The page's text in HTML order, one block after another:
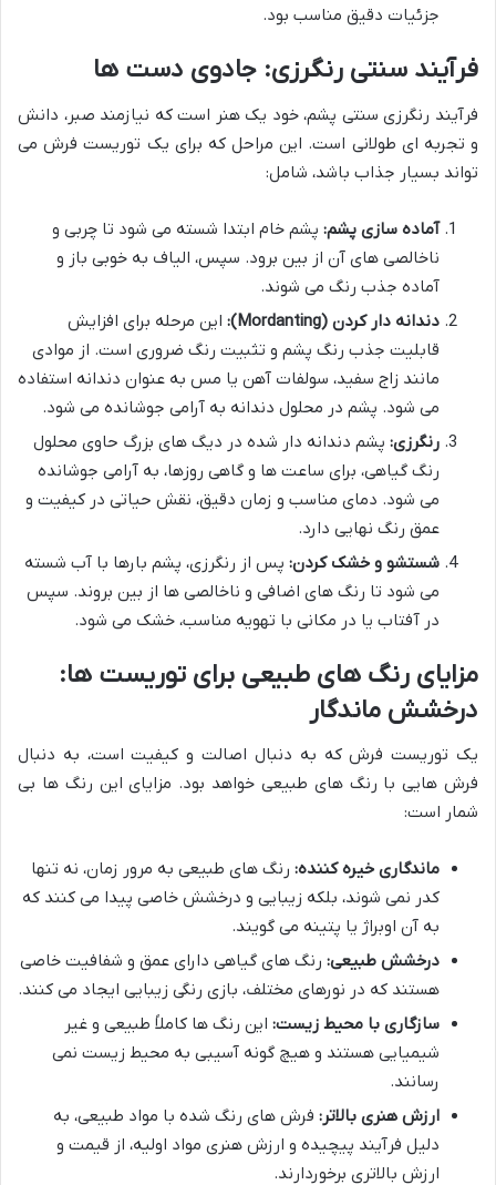
جزئیات دقیق مناسب بود.
فرآیند سنتی رنگرزی: جادوی دست ها
فرآیند رنگرزی سنتی پشم، خود یک هنر است که نیازمند صبر، دانش
و تجربه ای طولانی است. این مراحل که برای یک توریست فرش می
تواند بسیار جذاب باشد، شامل:
آماده سازی پشم: پشم خام ابتدا شسته می شود تا چربی و
ناخالصی های آن از بین برود. سپس، الیاف به خوبی باز و
آماده جذب رنگ می شوند.
دندانه دار کردن (Mordanting):
این مرحله برای افزایش
قابلیت جذب رنگ پشم و تثبیت رنگ ضروری است. از موادی
مانند زاج سفید، سولفات آهن یا مس به عنوان دندانه استفاده
می شود. پشم در محلول دندانه به آرامی جوشانده می شود.
رنگرزی: پشم دندانه دار شده در دیگ های بزرگ حاوی محلول
رنگ گیاهی، برای ساعت ها و گاهی روزها، به آرامی جوشانده
می شود. دمای مناسب و زمان دقیق، نقش حیاتی در کیفیت و
عمق رنگ نهایی دارد.
شستشو و خشک کردن: پس از رنگرزی، پشم بارها با آب شسته
می شود تا رنگ های اضافی و ناخالصی ها از بین بروند. سپس
در آفتاب یا در مکانی با تهویه مناسب، خشک می شود.
مزایای رنگ های طبیعی برای توریست ها:
درخشش ماندگار
یک توریست فرش که به دنبال اصالت و کیفیت است، به دنبال
فرش هایی با رنگ های طبیعی خواهد بود. مزایای این رنگ ها بی
شمار است:
ماندگاری خیره کننده: رنگ های طبیعی به مرور زمان، نه تنها
کدر نمی شوند، بلکه زیبایی و درخشش خاصی پیدا می کنند که
به آن اوبراژ یا پتینه می گویند.
درخشش طبیعی: رنگ های گیاهی دارای عمق و شفافیت خاصی
هستند که در نورهای مختلف، بازی رنگی زیبایی ایجاد می کنند.
سازگاری با محیط زیست: این رنگ ها کاملاً طبیعی و غیر
شیمیایی هستند و هیچ گونه آسیبی به محیط زیست نمی
رسانند.
ارزش هنری بالاتر: فرش های رنگ شده با مواد طبیعی، به
دلیل فرآیند پیچیده و ارزش هنری مواد اولیه، از قیمت و
ارزش بالاتری برخوردارند.